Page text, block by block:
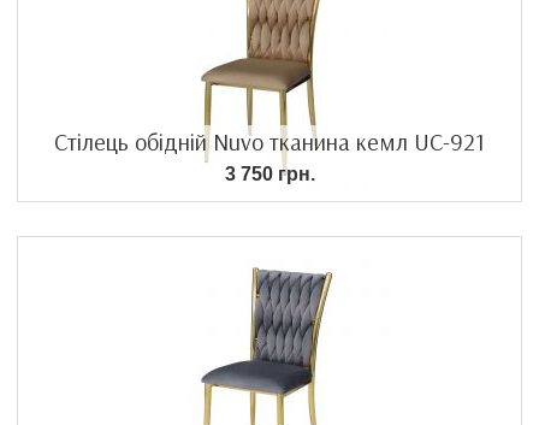
Стілець обідній Nuvo тканина кемл UC-921
3 750 грн.